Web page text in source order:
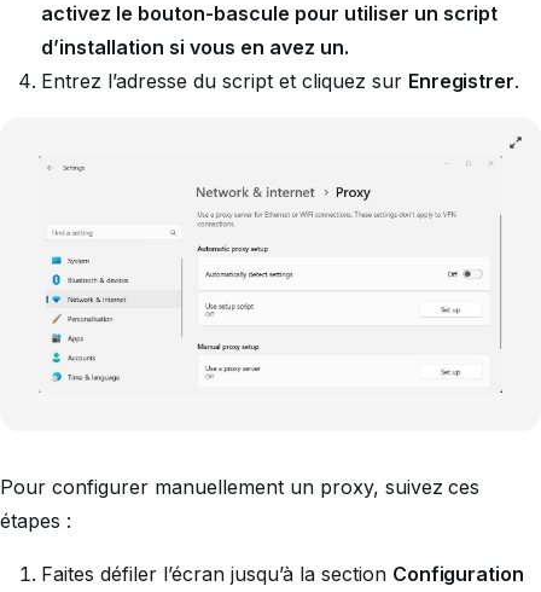
activez le bouton-bascule pour utiliser un script
d’installation si vous en avez un.
Entrez l’adresse du script et cliquez sur Enregistrer.
Pour configurer manuellement un proxy, suivez ces
étapes :
Faites défiler l’écran jusqu’à la section Configuration